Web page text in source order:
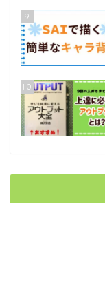
9
10